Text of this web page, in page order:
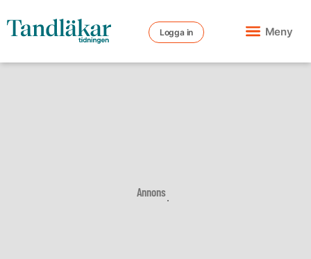
Logga in Meny
Annons